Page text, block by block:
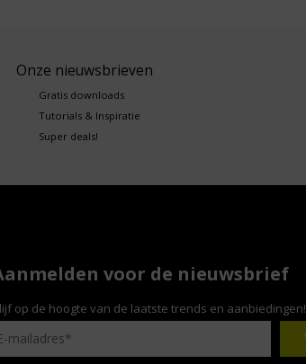
Onze nieuwsbrieven
Gratis downloads
Tutorials & Inspiratie
Super deals!
voor de nieuwsbrief
op de hoogte van de laatste trends en aanbiedingen!